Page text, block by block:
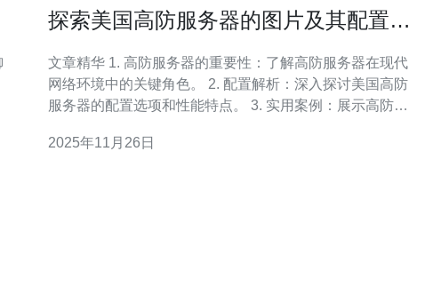
探索美国高防服务器的图片及其配置详
文章精华 1. 高防服务器的重要性：了解高防服务器在现代
网络环境中的关键角色。 2. 配置解析：深入探讨美国高防
服务器的配置选项和性能特点。 3. 实用案例：展示高防服
安全问题愈发严重，尤其是DDoS攻击等恶意行为频繁发
2025年11月26日